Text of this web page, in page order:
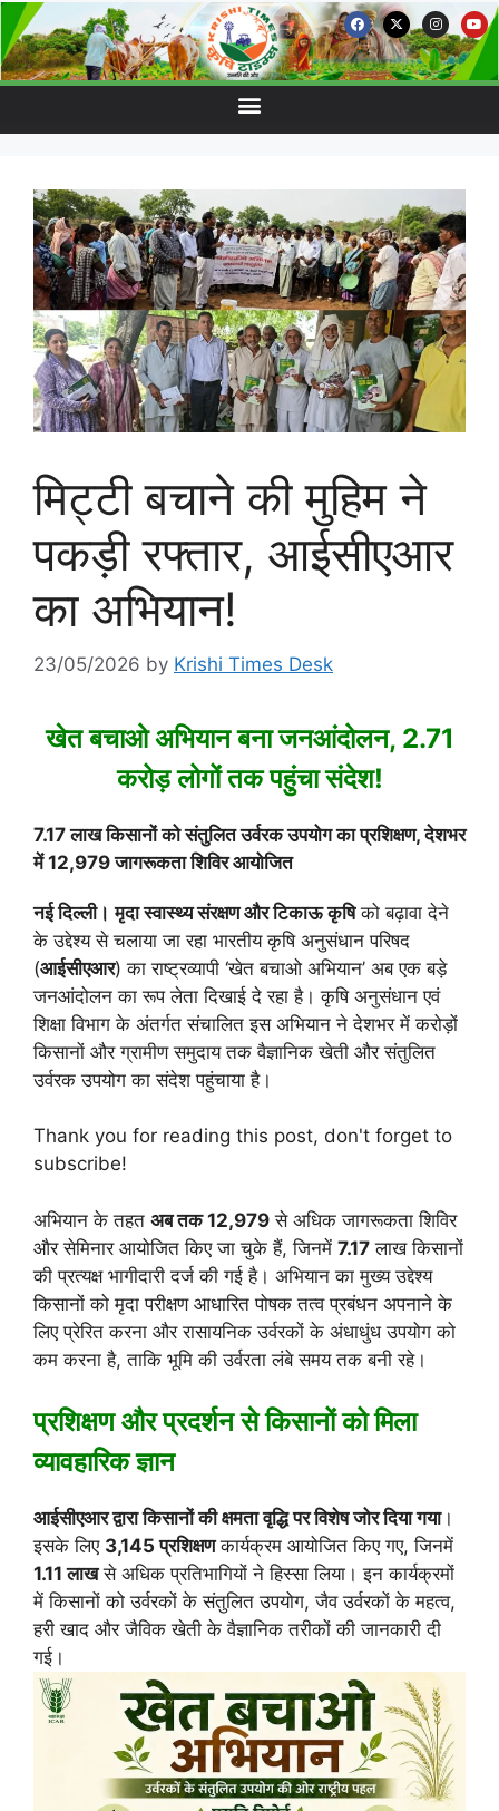
मिट्टी बचाने की मुहिम ने
पकड़ी रफ्तार, आईसीएआर
का अभियान!
23/05/2026 by Krishi Times Desk
खेत बचाओ अभियान बना जनआंदोलन, 2.71
करोड़ लोगों तक पहुंचा संदेश!
7.17 लाख किसानों को संतुलित उर्वरक उपयोग का प्रशिक्षण, देशभर
में 12,979 जागरूकता शिविर आयोजित
नई दिल्ली। मृदा स्वास्थ्य संरक्षण और टिकाऊ कृषिको बढ़ावा देने
के उद्देश्य से चलाया जा रहा भारतीय कृषि अनुसंधान परिषद
(आईसीएआर) का राष्ट्रव्यापी ‘खेत बचाओ अभियान’ अब एक बड़े
जनआंदोलन का रूप लेता दिखाई दे रहा है। कृषि अनुसंधान एवं
शिक्षा विभाग के अंतर्गत संचालित इस अभियान ने देशभर में करोड़ों
किसानों और ग्रामीण समुदाय तक वैज्ञानिक खेती और संतुलित
उर्वरक उपयोग का संदेश पहुंचाया है।
Thank you for reading this post, don't forget to
subscribe!
अभियान के तहत अब तक 12,979 से अधिक जागरूकता शिविर
और सेमिनार आयोजित किए जा चुके हैं, जिनमें 7.17 लाख किसानों
की प्रत्यक्ष भागीदारी दर्ज की गई है। अभियान का मुख्य उद्देश्य
किसानों को मृदा परीक्षण आधारित पोषक तत्व प्रबंधन अपनाने के
लिए प्रेरित करना और रासायनिक उर्वरकों के अंधाधुंध उपयोग को
कम करना है, ताकि भूमि की उर्वरता लंबे समय तक बनी रहे।
प्रशिक्षण और प्रदर्शन से किसानों को मिला
व्यावहारिक ज्ञान
आईसीएआर द्वारा किसानों की क्षमता वृद्धि पर विशेष जोर दिया गया।
इसके लिए 3,145 प्रशिक्षणकार्यक्रम आयोजित किए गए, जिनमें
1.11 लाखसे अधिक प्रतिभागियों ने हिस्सा लिया। इन कार्यक्रमों
में किसानों को उर्वरकों के संतुलित उपयोग, जैव उर्वरकों के महत्व,
हरी खाद और जैविक खेती के वैज्ञानिक तरीकों की जानकारी दी
गई।